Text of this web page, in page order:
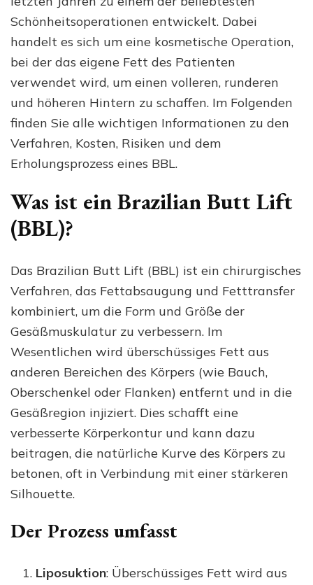
Schönheitsoperationen entwickelt. Dabei
handelt es sich um eine kosmetische Operation,
bei der das eigene Fett des Patienten
verwendet wird, um einen volleren, runderen
und höheren Hintern zu schaffen. Im Folgenden
finden Sie alle wichtigen Informationen zu den
Verfahren, Kosten, Risiken und dem
Erholungsprozess eines BBL.
Was ist ein Brazilian Butt Lift
(BBL)?
Das Brazilian Butt Lift (BBL) ist ein chirurgisches
Verfahren, das Fettabsaugung und Fetttransfer
kombiniert, um die Form und Größe der
Gesäßmuskulatur zu verbessern. Im
Wesentlichen wird überschüssiges Fett aus
anderen Bereichen des Körpers (wie Bauch,
Oberschenkel oder Flanken) entfernt und in die
Gesäßregion injiziert. Dies schafft eine
verbesserte Körperkontur und kann dazu
beitragen, die natürliche Kurve des Körpers zu
betonen, oft in Verbindung mit einer stärkeren
Silhouette.
Der Prozess umfasst
Liposuktion: Überschüssiges Fett wird aus